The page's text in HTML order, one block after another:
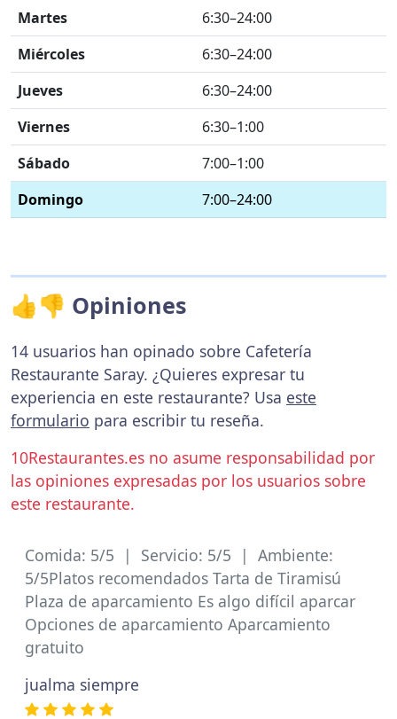
Martes
6:30–24:00
Miércoles
6:30–24:00
Jueves
6:30–24:00
Viernes
6:30–1:00
Sábado
7:00–1:00
Domingo
7:00–24:00
👍👎 Opiniones
14 usuarios han opinado sobre Cafetería
Restaurante Saray. ¿Quieres expresar tu
experiencia en este restaurante? Usa este
formulario para escribir tu reseña.
10Restaurantes.es no asume responsabilidad por
las opiniones expresadas por los usuarios sobre
este restaurante.
Comida: 5/5 | Servicio: 5/5 | Ambiente:
5/5Platos recomendados Tarta de Tiramisú
Plaza de aparcamiento Es algo difícil aparcar
Opciones de aparcamiento Aparcamiento
gratuito
jualma siempre